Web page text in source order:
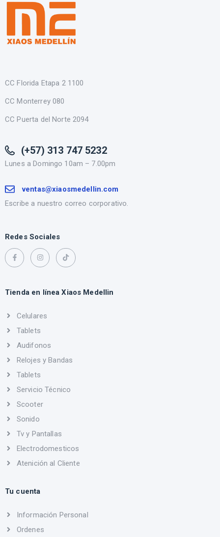
CC Florida Etapa 2 1100
CC Monterrey 080
CC Puerta del Norte 2094
(+57) 313 747 5232
Lunes a Domingo 10am – 7.00pm
ventas@xiaosmedellin.com
Escribe a nuestro correo corporativo.
Redes Sociales
Tienda en línea Xiaos Medellin
Celulares
Tablets
Audifonos
Relojes y Bandas
Tablets
Servicio Técnico
Scooter
Sonido
Tv y Pantallas
Electrodomesticos
Atenición al Cliente
Tu cuenta
Información Personal
Ordenes